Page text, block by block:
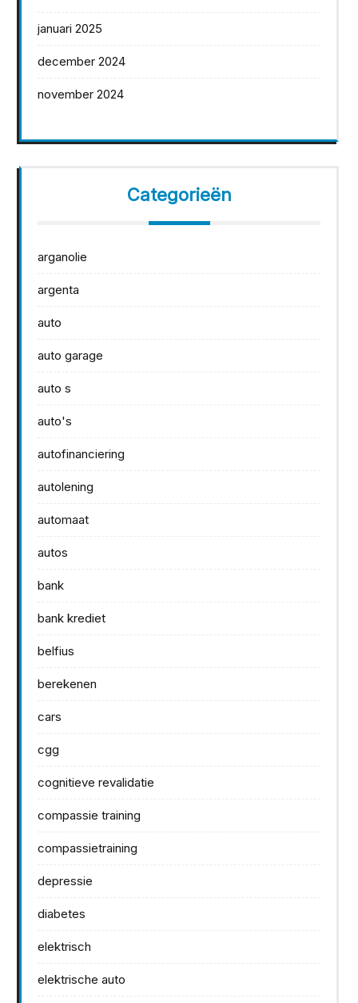
januari 2025
december 2024
november 2024
Categorieën
arganolie
argenta
auto
auto garage
auto s
auto's
autofinanciering
autolening
automaat
autos
bank
bank krediet
belfius
berekenen
cars
cgg
cognitieve revalidatie
compassie training
compassietraining
depressie
diabetes
elektrisch
elektrische auto